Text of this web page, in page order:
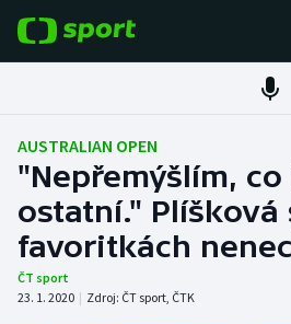
Fotbal
Hokej
Tenis
Atletika
AUSTRALIAN OPEN
"Nepřemýšlím,
ostatní." Plíšková
favoritkách
ČT sport
23. 1. 2020 | Zdroj: ČT sport, ČTK